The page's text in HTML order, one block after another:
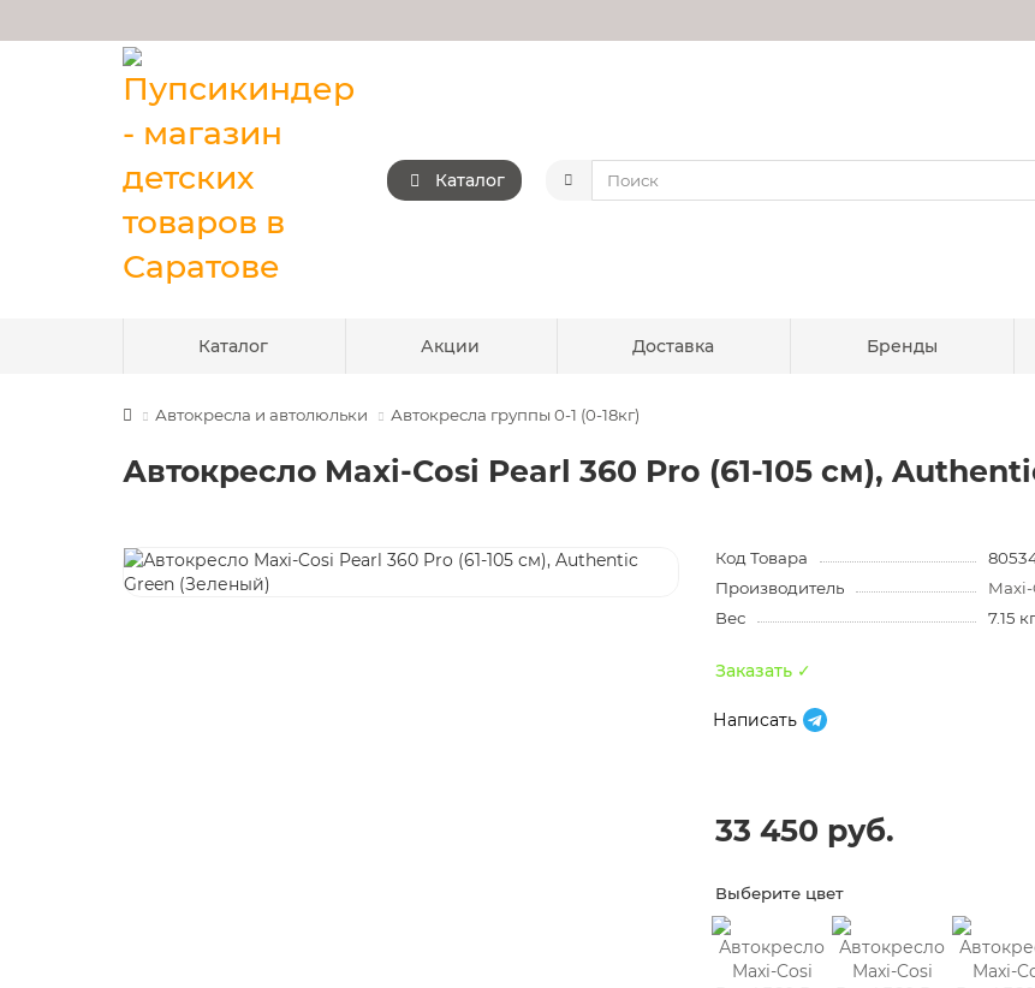
Каталог
Каталог Акции Доставка Бренды
Автокресла и автолюльки Автокресла группы 0-1 (0-18кг)
Автокресло Maxi-Cosi Pearl 360 Pro (61-105 см),
Код Товара
Производитель
Вес
7.15 кг
Заказать ✓
Написать
33 450 руб.
Выберите цвет